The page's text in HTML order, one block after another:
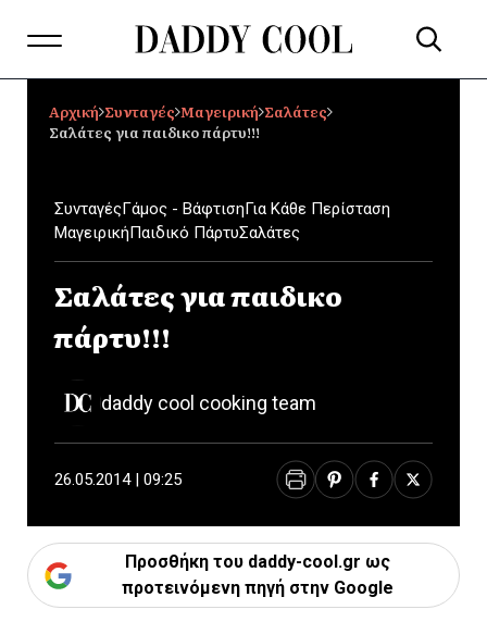
Αρχική Συνταγές Μαγειρική Σαλάτες
Σαλάτες για παιδικο πάρτυ!!!
ΣυνταγέςΓάμος - ΒάφτισηΓια Κάθε Περίσταση
ΜαγειρικήΠαιδικό ΠάρτυΣαλάτες
Σαλάτες για παιδικο
πάρτυ!!!
daddy cool cooking team
26.05.2014 | 09:25
Προσθήκη του daddy-cool.gr ως
προτεινόμενη πηγή στην Google